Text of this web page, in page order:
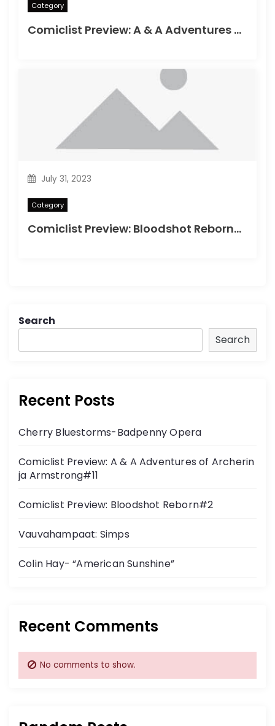
Category
Comiclist Preview: A & A Adventures of Archerin ja Armstrong#11
July 31, 2023
Category
Comiclist Preview: Bloodshot Reborn#2
Search
Search
Recent Posts
Cherry Bluestorms-Badpenny Opera
Comiclist Preview: A & A Adventures of Archerin
ja Armstrong#11
Comiclist Preview: Bloodshot Reborn#2
Vauvahampaat: Simps
Colin Hay- “American Sunshine”
Recent Comments
No comments to show.